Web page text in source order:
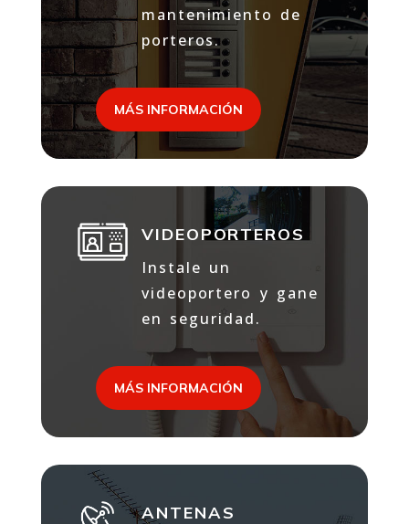
mantenimiento de
porteros.
MÁS INFORMACIÓN
VIDEOPORTEROS
Instale un
videoportero y gane
en seguridad.
MÁS INFORMACIÓN
ANTENAS